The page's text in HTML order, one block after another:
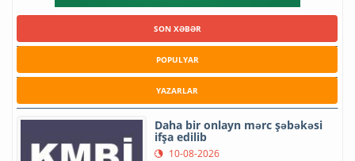
SON XƏBƏR
POPULYAR
YAZARLAR
Daha bir onlayn mərc şəbəkəsi
ifşa edilib
10-08-2026